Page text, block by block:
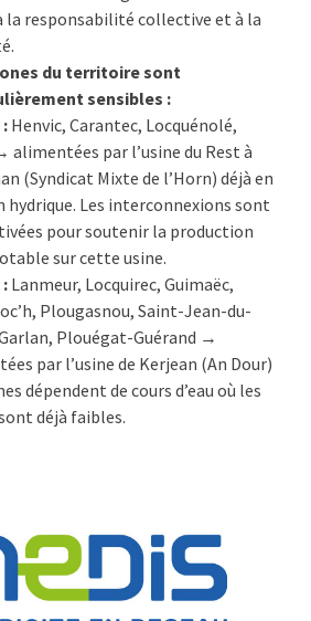
la responsabilité collective et à la
du territoire sont
sensibles :
Henvic, Carantec, Locquénolé,
alimentées par l’usine du Rest à
(Syndicat Mixte de l’Horn) déjà en
hydrique. Les interconnexions sont
pour soutenir la production
sur cette usine.
Lanmeur, Locquirec, Guimaëc,
Plougasnou, Saint-Jean-du-
Plouégat-Guérand →
par l’usine de Kerjean (An Dour)
dépendent de cours d’eau où les
déjà faibles.